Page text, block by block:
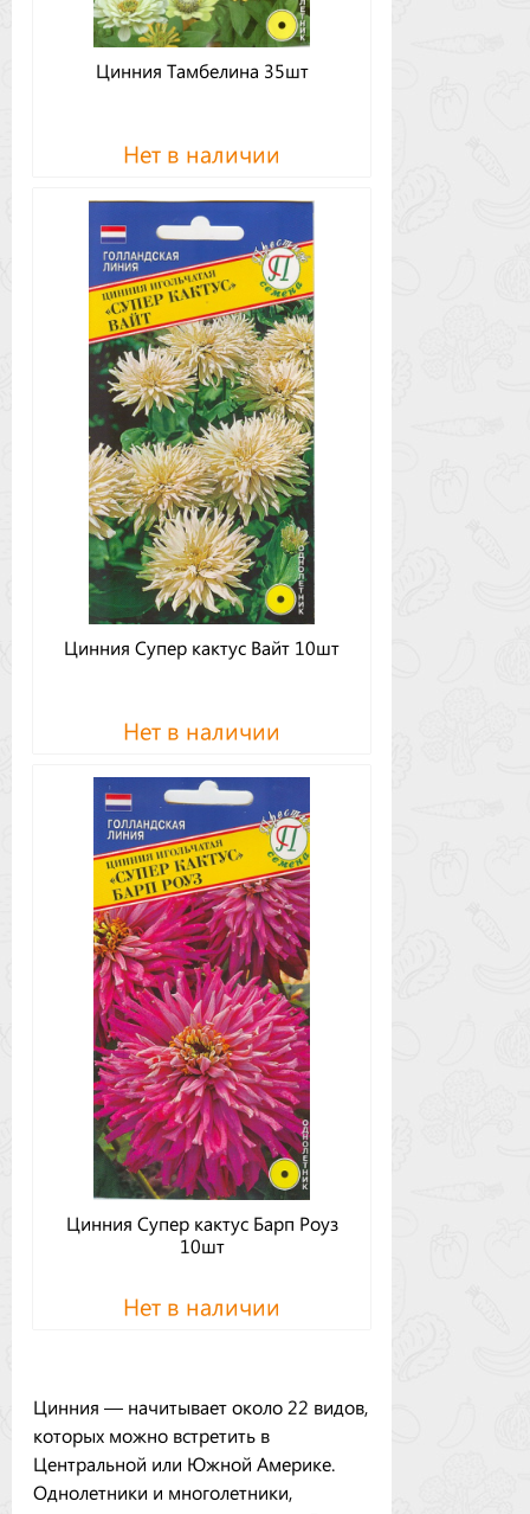
Цинния Тамбелина 35шт
Нет в наличии
Цинния Супер кактус Вайт 10шт
Нет в наличии
Цинния Супер кактус Барп Роуз
10шт
Нет в наличии
Цинния — начитывает около 22 видов,
которых можно встретить в
Центральной или Южной Америке.
Однолетники и многолетники,